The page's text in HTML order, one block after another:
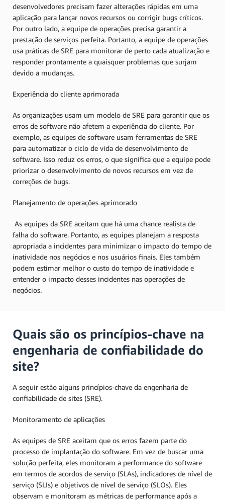
desenvolvedores precisam fazer alterações rápidas em uma
aplicação para lançar novos recursos ou corrigir bugs críticos.
Por outro lado, a equipe de operações precisa garantir a
prestação de serviços perfeita. Portanto, a equipe de operações
usa práticas de SRE para monitorar de perto cada atualização e
responder prontamente a quaisquer problemas que surjam
devido a mudanças.
Experiência do cliente aprimorada
As organizações usam um modelo de SRE para garantir que os
erros de software não afetem a experiência do cliente. Por
exemplo, as equipes de software usam ferramentas de SRE
para automatizar o ciclo de vida de desenvolvimento de
software. Isso reduz os erros, o que significa que a equipe pode
priorizar o desenvolvimento de novos recursos em vez de
correções de bugs.
Planejamento de operações aprimorado
As equipes da SRE aceitam que há uma chance realista de
falha do software. Portanto, as equipes planejam a resposta
apropriada a incidentes para minimizar o impacto do tempo de
inatividade nos negócios e nos usuários finais. Eles também
podem estimar melhor o custo do tempo de inatividade e
entender o impacto desses incidentes nas operações de
negócios.
Quais são os princípios-chave na
engenharia de confiabilidade do
site?
A seguir estão alguns princípios-chave da engenharia de
confiabilidade de sites (SRE).
Monitoramento de aplicações
As equipes de SRE aceitam que os erros fazem parte do
processo de implantação do software. Em vez de buscar uma
solução perfeita, eles monitoram a performance do software
em termos de acordos de serviço (SLAs), indicadores de nível de
serviço (SLIs) e objetivos de nível de serviço (SLOs). Eles
observam e monitoram as métricas de performance após a